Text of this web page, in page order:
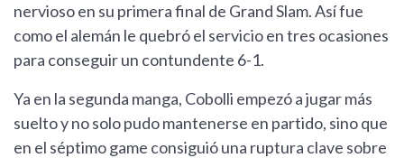
nervioso en su primera final de Grand Slam. Así fue
como el alemán le quebró el servicio en tres ocasiones
para conseguir un contundente 6-1.
Ya en la segunda manga, Cobolli empezó a jugar más
suelto y no solo pudo mantenerse en partido, sino que
en el séptimo game consiguió una ruptura clave sobre